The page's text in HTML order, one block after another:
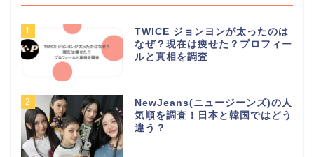
1
TWICE ジョンヨンが太ったのは
なぜ？現在は痩せた？プロフィー
ルと真相を調査
2
NewJeans(ニュージーンズ)の人
気順を調査！日本と韓国ではどう
違う？